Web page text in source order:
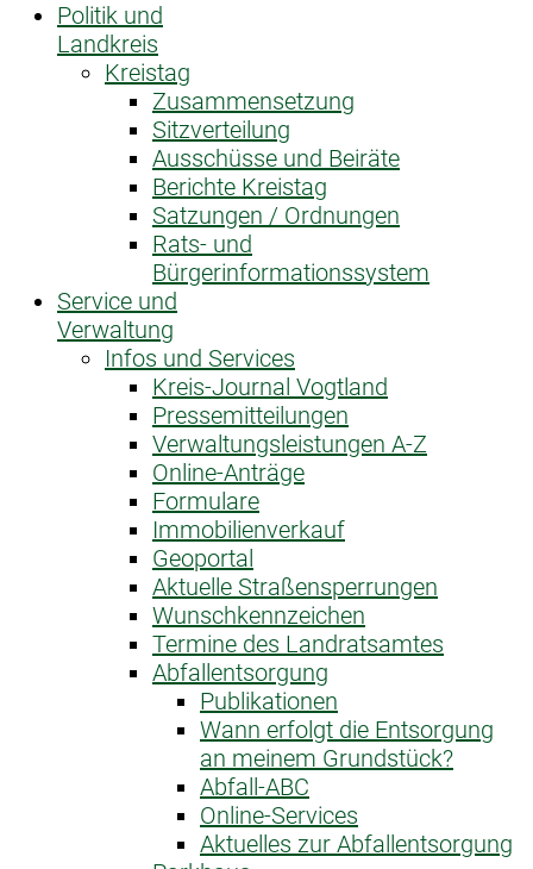
Politik und
Landkreis
Kreistag
Zusammensetzung
Sitzverteilung
Ausschüsse und Beiräte
Berichte Kreistag
Satzungen / Ordnungen
Rats- und
Bürgerinformationssystem
Service und
Verwaltung
Infos und Services
Kreis-Journal Vogtland
Pressemitteilungen
Verwaltungsleistungen A-Z
Online-Anträge
Formulare
Immobilienverkauf
Geoportal
Aktuelle Straßensperrungen
Wunschkennzeichen
Termine des Landratsamtes
Abfallentsorgung
Publikationen
Wann erfolgt die Entsorgung
an meinem Grundstück?
Abfall-ABC
Online-Services
Aktuelles zur Abfallentsorgung